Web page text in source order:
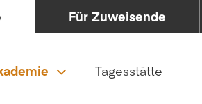
Für Zuweisende
Tagesstätte